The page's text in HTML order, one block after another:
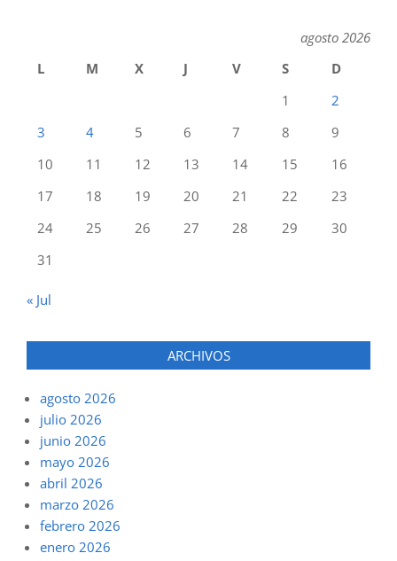
agosto 2026
L
M X J V S
D
1
2
3
4 5 6 7 8
9
10
11 12 13 14 15
16
17
18 19 20 21 22
23
24
25 26 27 28 29
30
31
« Jul
ARCHIVOS
agosto 2026
julio 2026
junio 2026
mayo 2026
abril 2026
marzo 2026
febrero 2026
enero 2026